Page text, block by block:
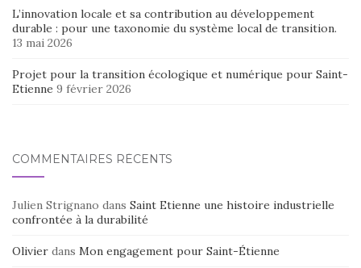
L’innovation locale et sa contribution au développement
durable : pour une taxonomie du système local de transition.
13 mai 2026
Projet pour la transition écologique et numérique pour Saint-
Etienne 9 février 2026
COMMENTAIRES RÉCENTS
Julien Strignano dans Saint Etienne une histoire industrielle
confrontée à la durabilité
Olivier dans Mon engagement pour Saint-Étienne